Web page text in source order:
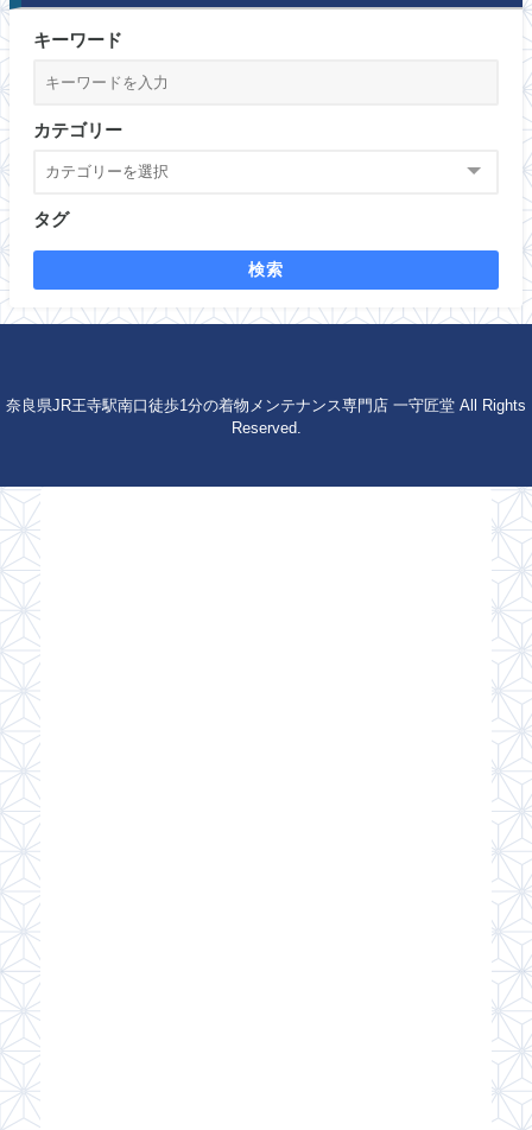
キーワード
カテゴリー
タグ
検索
奈良県JR王寺駅南口徒歩1分の着物メンテナンス専門店 一守匠堂 All Rights
Reserved.